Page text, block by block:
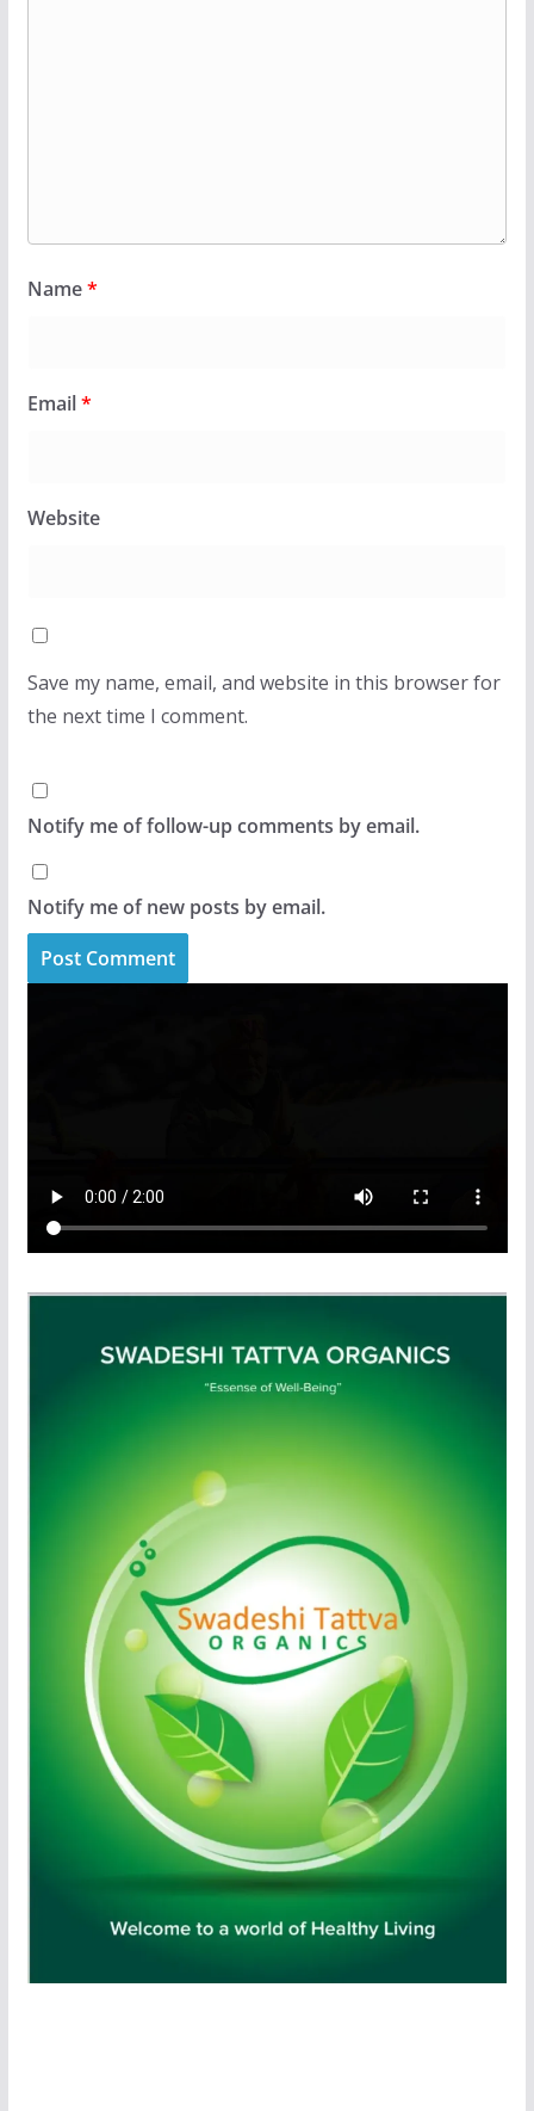
Name*
Email*
Website
Save my name, email, and website in this browser for
the next time I comment.
Notify me of follow-up comments by email.
Notify me of new posts by email.